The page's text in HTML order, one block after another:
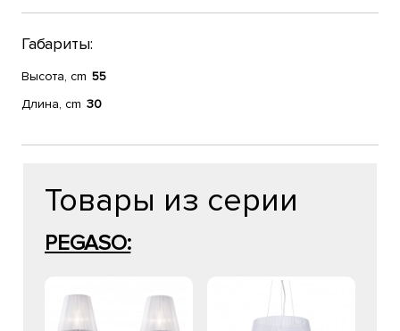
Габариты:
Высота, cm 55
Длина, cm 30
Товары из серии
PEGASO: